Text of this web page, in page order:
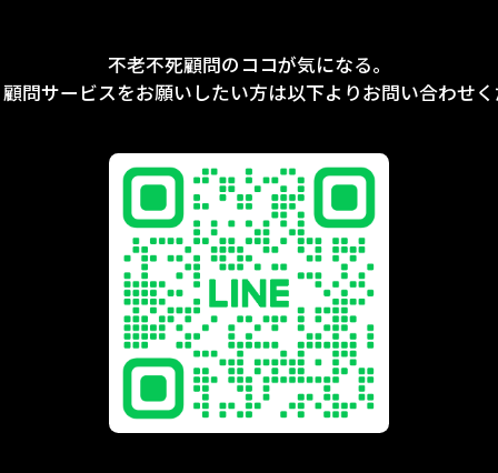
不老不死顧問のココが気になる。
問サービスをお願いしたい方は以下よりお問い合わせ